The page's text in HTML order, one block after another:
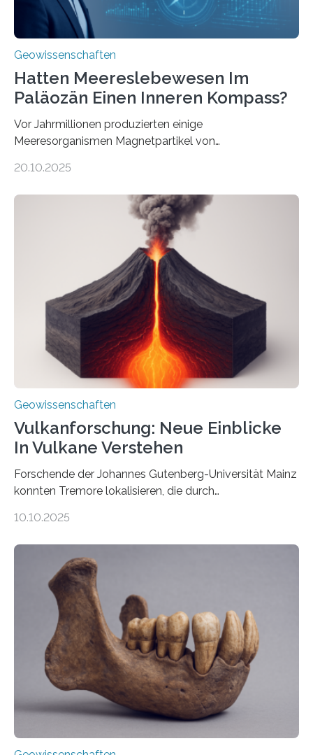
Geowissenschaften
Hatten Meereslebewesen Im
Paläozän Einen Inneren Kompass?
Vor Jahrmillionen produzierten einige
Meeresorganismen Magnetpartikel von
Sedimenten zu finden sind. Nun ist es einem
Domänen auf einem dieser „Riesenmagnetfossilien” mit
einer raffinierten Methode an der Diamond-
Röntgenquelle zu kartieren. Ihre Analyse zeigt, dass
diese Partikel es den Organismen ermöglicht haben
könnten, winzige Schwankungen sowohl in der
Richtung als auch in der Intensität des Erdmagnetfelds
wahrzunehmen. Dadurch konnten sie sich verorten und
über den Ozean navigieren. Vor einigen Jahren…
20.10.2025
Geowissenschaften
Vulkanforschung: Neue Einblicke
In Vulkane Verstehen
Forschende der Johannes Gutenberg-Universität Mainz
konnten Tremore lokalisieren, die durch
Vulkan? Was passiert in der Erde darunter? Wo
erzeugt durch Magma oder Gase, die sich durch
Schlote einen Weg nach oben bahnen? Jun.-Prof. Dr.
Miriam Christina Reiss, Vulkanseismologin an der
Johannes Gutenberg-Universität Mainz (JGU), und ihr
Team haben am Vulkan Oldoinyo Lengai in Tansania
solche Tremore lokalisiert. „Wir konnten die Tremore
nicht nur nachweisen, sondern ihren Ort in…
10.10.2025